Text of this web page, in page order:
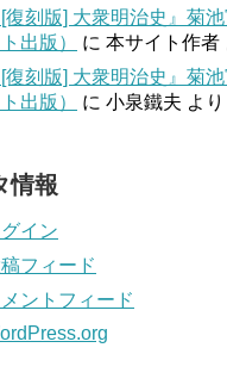
[復刻版] 大衆明治史』菊
出版）
に 本サイト作者
[復刻版] 大衆明治史』菊
出版）
に 小泉鐵夫 より
情報
グイン
フィード
ントフィード